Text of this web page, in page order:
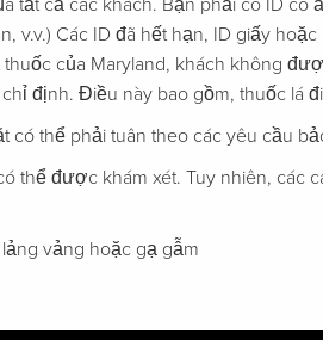
tất cả các khách. Bạn phải có ID
v.v.) Các ID đã hết hạn, ID giấy
của Maryland, khách không
định. Điều này bao gồm, thuốc lá
có thể phải tuân theo các yêu cầu
thể được khám xét. Tuy nhiên, các
vảng hoặc gạ gẫm